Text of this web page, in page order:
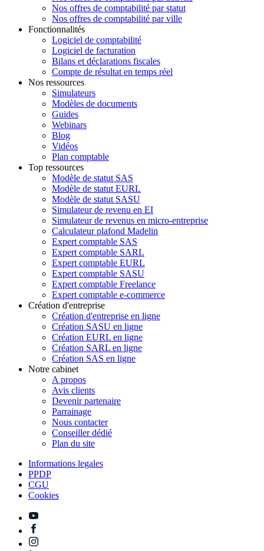
Nos offres de comptabilité par statut
Nos offres de comptabilité par ville
Fonctionnalités
Logiciel de comptabilité
Logiciel de facturation
Bilans et déclarations fiscales
Compte de résultat en temps réel
Nos ressources
Simulateurs
Modèles de documents
Guides
Webinars
Blog
Vidéos
Plan comptable
Top ressources
Modèle de statut SAS
Modèle de statut EURL
Modèle de statut SASU
Simulateur de revenu en EI
Simulateur de revenus en micro-entreprise
Calculateur plafond Madelin
Expert comptable SAS
Expert comptable SARL
Expert comptable EURL
Expert comptable SASU
Expert comptable Freelance
Expert comptable e-commerce
Création d'entreprise
Création d'entreprise en ligne
Création SASU en ligne
Création EURL en ligne
Création SARL en ligne
Création SAS en ligne
Notre cabinet
A propos
Avis clients
Devenir partenaire
Parrainage
Nous contacter
Conseiller dédié
Plan du site
Informations legales
PPDP
CGU
Cookies